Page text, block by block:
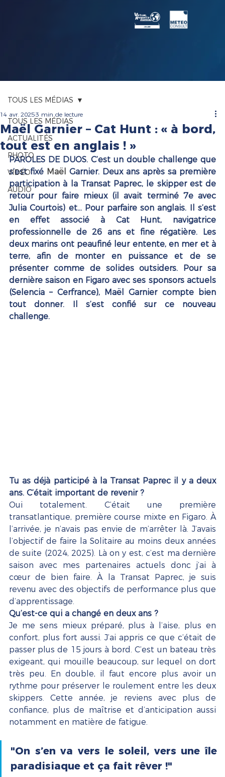
TOUS LES MÉDIAS
ACTUALITÉS
PHOTO
VIDÉO
AUDIO
TOUS LES MÉDIAS
Maël Garnier – Cat Hunt : « à bord,
tout est en anglais ! »
14 avr. 20253 min de lecture
PAROLES DE DUOS. C’est un double challenge que
s’est fixé Maël Garnier. Deux ans après sa première
participation à la Transat Paprec, le skipper est de
retour pour faire mieux (il avait terminé 7e avec
Julia Courtois) et… Pour parfaire son anglais. Il s’est
en effet associé à Cat Hunt, navigatrice
professionnelle de 26 ans et fine régatière. Les
deux marins ont peaufiné leur entente, en mer et à
terre, afin de monter en puissance et de se
présenter comme de solides outsiders. Pour sa
dernière saison en Figaro avec ses sponsors actuels
(Selencia – Cerfrance), Maël Garnier compte bien
tout donner. Il s’est confié sur ce nouveau
challenge.
Tu as déjà participé à la Transat Paprec il y a deux
ans. C’était important de revenir ?
Oui totalement. C’était une première
transatlantique, première course mixte en Figaro. À
l’arrivée, je n’avais pas envie de m’arrêter là. J’avais
l’objectif de faire la Solitaire au moins deux années
de suite (2024, 2025). Là on y est, c’est ma dernière
saison avec mes partenaires actuels donc j’ai à
cœur de bien faire. À la Transat Paprec, je suis
revenu avec des objectifs de performance plus que
d’apprentissage.
Qu’est-ce qui a changé en deux ans ?
Je me sens mieux préparé, plus à l’aise, plus en
confort, plus fort aussi. J’ai appris ce que c’était de
passer plus de 15 jours à bord. C’est un bateau très
exigeant, qui mouille beaucoup, sur lequel on dort
très peu. En double, il faut encore plus avoir un
rythme pour préserver le roulement entre les deux
skippers. Cette année, je reviens avec plus de
confiance, plus de maîtrise et d’anticipation aussi
notamment en matière de fatigue.
"On s’en va vers le soleil, vers une île
paradisiaque et ça fait rêver !"